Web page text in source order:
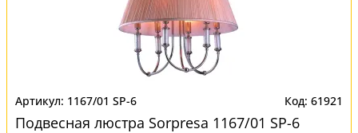
1167/01 SP-6 61921
Подвесная люстра Sorpresa 1167/01 SP-6